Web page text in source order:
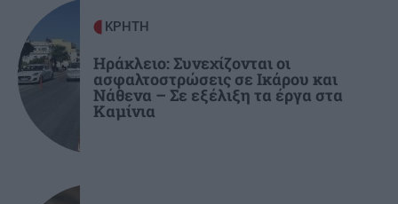
ΕΛΛΑΔΑ
Σέρρες: «Τα έχασα όλα σε μια στιγμή» –
Ραγίζει καρδιές ο σύζυγος και πατέρας των
θυμάτων του τροχαίου (Βίντεο)
ΚΡΗΤΗ
Ηράκλειο: Συνεχίζονται οι
ασφαλτοστρώσεις σε Ικάρου και
Νάθενα – Σε εξέλιξη τα έργα στα
Καμίνια